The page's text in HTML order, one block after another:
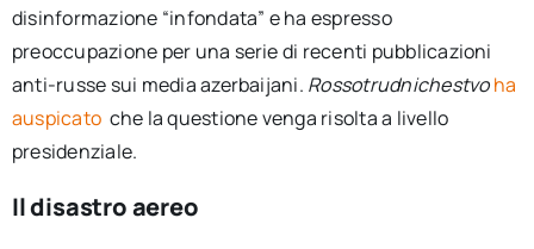
disinformazione “infondata” e ha espresso
preoccupazione per una serie di recenti pubblicazioni
anti-russe sui media azerbaijani. Rossotrudnichestvo ha
auspicato che la questione venga risolta a livello
presidenziale.
Il disastro aereo